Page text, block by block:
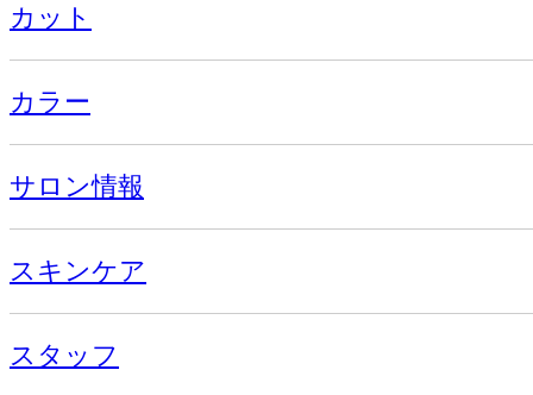
カット
カラー
サロン情報
スキンケア
スタッフ